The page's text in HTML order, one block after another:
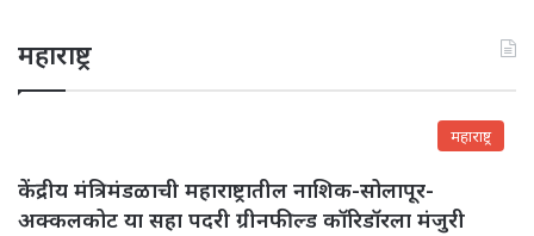
महाराष्ट्र
महाराष्ट्र
केंद्रीय मंत्रिमंडळाची महाराष्ट्रातील नाशिक-सोलापूर-
अक्कलकोट या सहा पदरी ग्रीनफील्ड कॉरिडॉरला मंजुरी